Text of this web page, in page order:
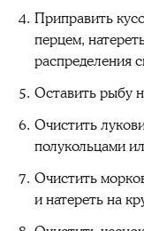
Приправить
перцем,
распределения
Оставить рыбу
Очистить
полукольцами
Очистить
и натереть на